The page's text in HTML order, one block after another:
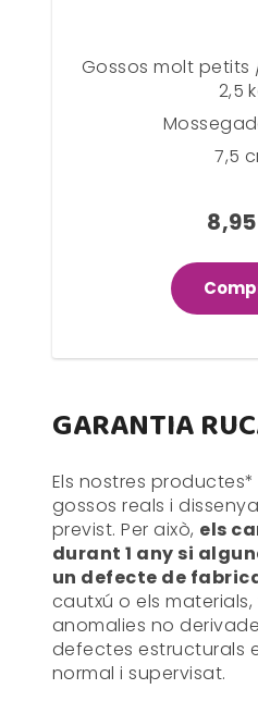
Gossos molt petits
2,5
7,5
GARANTIA
Els nostres
gossos reals i
previst. Per això, els
durant 1 any si
un defecte de
cautxú o els
anomalies no
defectes estructurals
normal i supervisat.